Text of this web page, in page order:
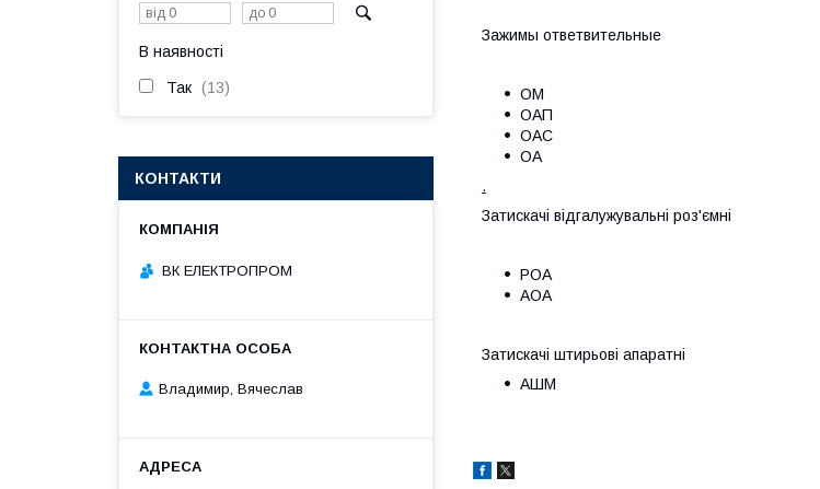
Зажимы ответвительные
ОМ
ОАП
ОАС
ОА
.
Затискачі відгалужувальні роз'ємні
РОА
АОА
Затискачі штирьові апаратні
АШМ
В наявності
Так 13
КОНТАКТИ
ВК ЕЛЕКТРОПРОМ
Владимир, Вячеслав